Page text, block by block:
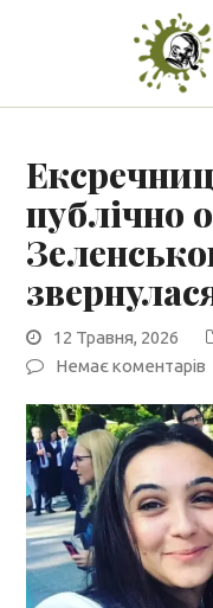
публічно
12 Травня, 2026
Немає коментарів